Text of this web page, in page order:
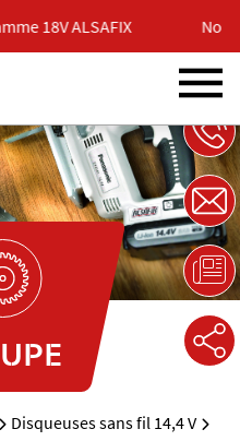
18V ALSAFIX
Disqueuses sans fil 14,4 V